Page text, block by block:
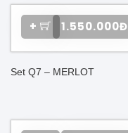
1.550.000Đ
+
Set Q7 – MERLOT